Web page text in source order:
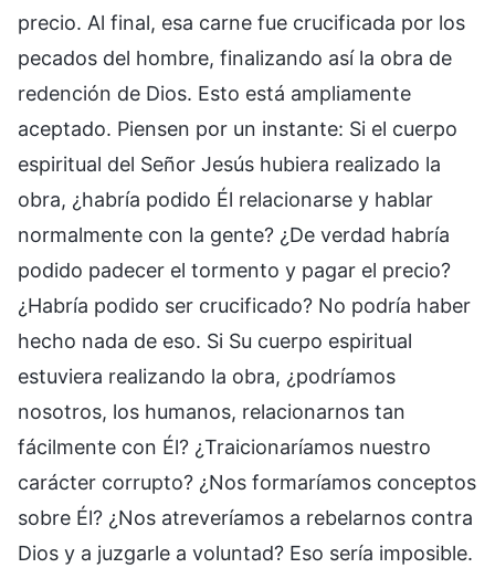
precio. Al final, esa carne fue crucificada por los
pecados del hombre, finalizando así la obra de
redención de Dios. Esto está ampliamente
aceptado. Piensen por un instante: Si el cuerpo
espiritual del Señor Jesús hubiera realizado la
obra, ¿habría podido Él relacionarse y hablar
normalmente con la gente? ¿De verdad habría
podido padecer el tormento y pagar el precio?
¿Habría podido ser crucificado? No podría haber
hecho nada de eso. Si Su cuerpo espiritual
estuviera realizando la obra, ¿podríamos
nosotros, los humanos, relacionarnos tan
fácilmente con Él? ¿Traicionaríamos nuestro
carácter corrupto? ¿Nos formaríamos conceptos
sobre Él? ¿Nos atreveríamos a rebelarnos contra
Dios y a juzgarle a voluntad? Eso sería imposible.